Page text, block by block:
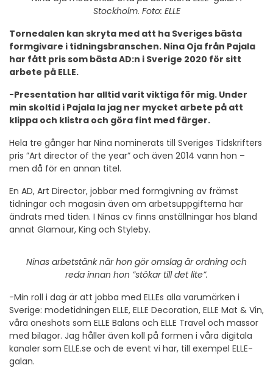
Stockholm. Foto: ELLE
Tornedalen kan skryta med att ha Sveriges bästa
formgivare i tidningsbranschen. Nina Oja från Pajala
har fått pris som bästa AD:n i Sverige 2020 för sitt
arbete på ELLE.
-Presentation har alltid varit viktiga för mig. Under
min skoltid i Pajala la jag ner mycket arbete på att
klippa och klistra och göra fint med färger.
Hela tre gånger har Nina nominerats till Sveriges Tidskrifters
pris ”Art director of the year” och även 2014 vann hon –
men då för en annan titel.
En AD, Art Director, jobbar med formgivning av främst
tidningar och magasin även om arbetsuppgifterna har
ändrats med tiden. I Ninas cv finns anställningar hos bland
annat Glamour, King och Styleby.
Ninas arbetstänk när hon gör omslag är ordning och
reda innan hon ”stökar till det lite”.
-Min roll i dag är att jobba med ELLEs alla varumärken i
Sverige: modetidningen ELLE, ELLE Decoration, ELLE Mat & Vin,
våra oneshots som ELLE Balans och ELLE Travel och massor
med bilagor. Jag håller även koll på formen i våra digitala
kanaler som ELLE.se och de event vi har, till exempel ELLE-
galan.